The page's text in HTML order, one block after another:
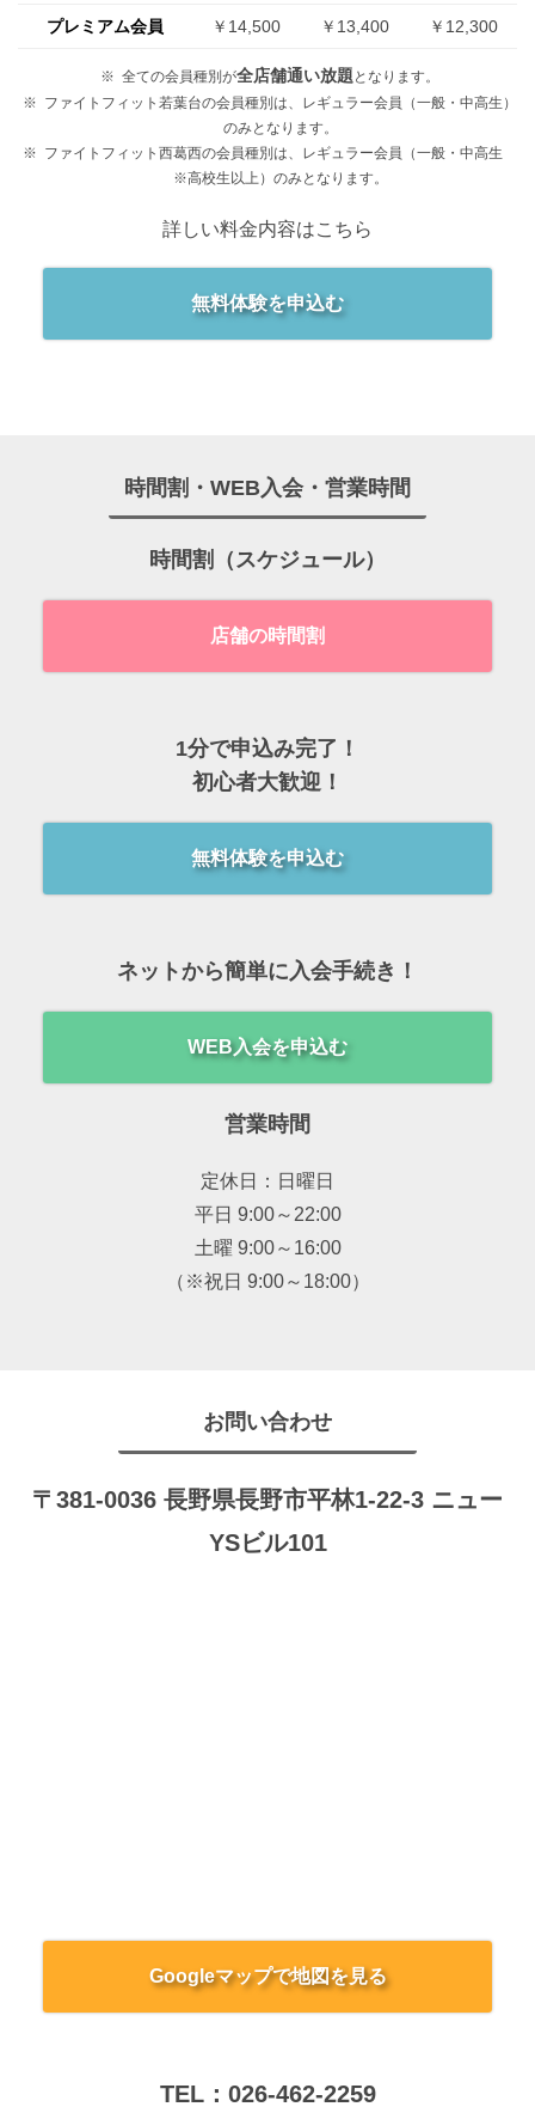
プレミアム会員 ￥14,500 ￥13,400 ￥12,300
全ての会員種別が全店舗通い放題 となります。
ファイトフィット若葉台の会員種別は、レギュラー会員（一般・中高生）
のみとなります。
ファイトフィット西葛西の会員種別は、レギュラー会員（一般・中高生
※高校生以上）のみとなります。
詳しい料金内容はこちら
無料体験を申込む
時間割・WEB入会・営業時間
時間割（スケジュール）
店舗の時間割
1分で申込み完了！
初心者大歓迎！
無料体験を申込む
ネットから簡単に入会手続き！
WEB入会を申込む
営業時間
定休日：日曜日
平日 9:00～22:00
土曜 9:00～16:00
（※祝日 9:00～18:00）
お問い合わせ
〒381-0036 長野県長野市平林1-22-3 ニュー
YSビル101
Googleマップで地図を見る
TEL： 026-462-2259